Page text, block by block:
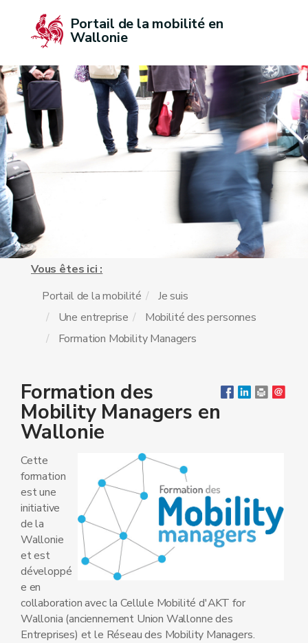
Portail de la mobilité en
Wallonie
Vous êtes ici :
Portail de la mobilité
Je suis
Une entreprise
Mobilité des personnes
Formation Mobility Managers
Formation des
Mobility Managers en
Wallonie
Cette
formation
est une
initiative
de la
Wallonie
et est
développé
e en
collaboration avec la Cellule Mobilité d'AKT for
Wallonia (anciennement Union Wallonne des
Entreprises) et le Réseau des Mobility Managers.